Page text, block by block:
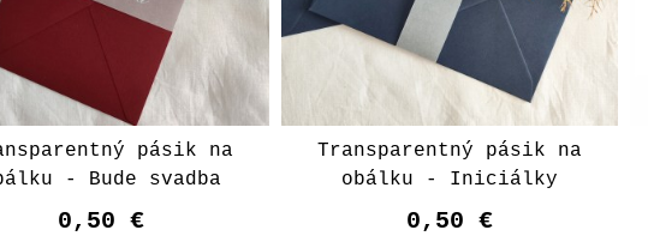
pásik na
- Bude svadba
0,50 €
Transparentný pásik na
obálku - Iniciálky
0,50 €